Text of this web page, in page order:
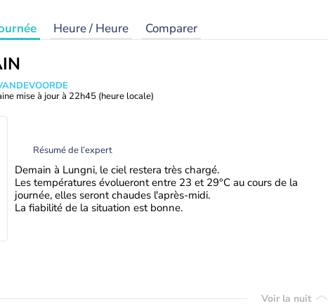
Heure / Heure Comparer
mise à jour à 22h45 (heure locale)
Résumé de l’expert
Demain à Lungni, le ciel restera très chargé.
Les températures évolueront entre 23 et 29°C au cours de la
journée, elles seront chaudes l'après-midi.
La fiabilité de la situation est bonne.
Voir la nuit